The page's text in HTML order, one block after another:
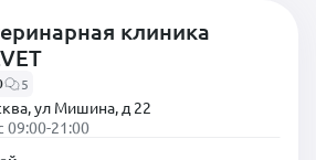
клиника
5
ул Мишина, д 22
09:00-21:00